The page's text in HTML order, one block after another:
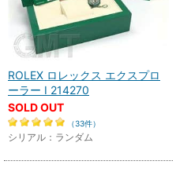
ROLEX ロレックス エクスプロ
ーラー I 214270
SOLD OUT
（33件）
シリアル：ランダム